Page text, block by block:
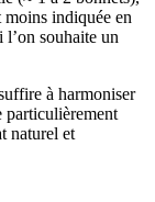
indiquée en
l’on souhaite un
à harmoniser
particulièrement
naturel et